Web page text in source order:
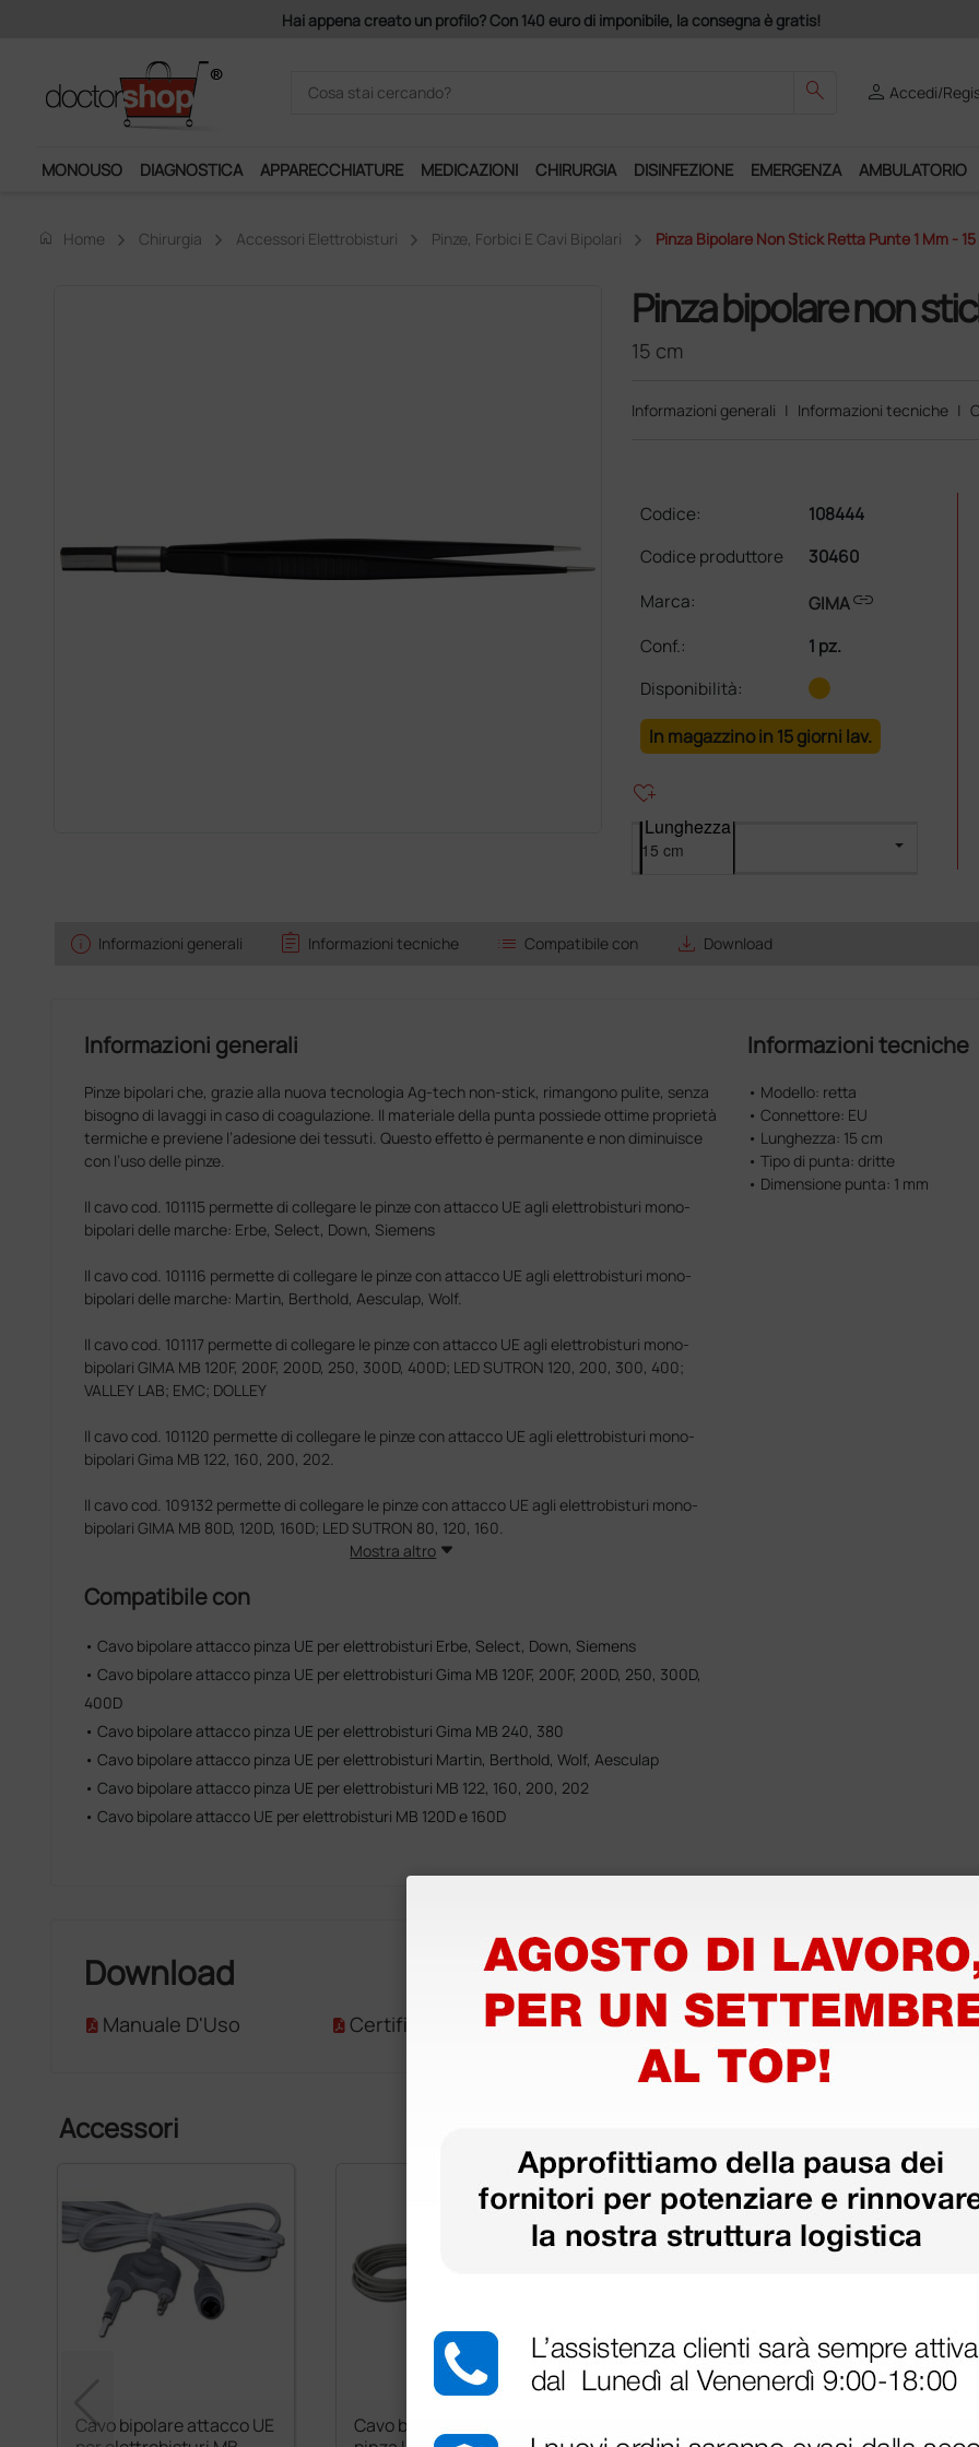
Hai appena creato un profilo? Con 140 euro di imponibile, la consegna è gratis!
search personAccedi/
MONOUSO DIAGNOSTICA APPARECCHIATURE MEDICAZIONI CHIRURGIA DISINFEZIONE EMERGENZA AMBULATORIO
home Home Chirurgia Accessori Elettrobisturi Pinze, Forbici E Cavi Bipolari Pinza Bipolare Non Stick Retta Punte 1 Mm - 15
Pinza bipolare non
15 cm
Informazioni generali | Informazioni tecniche |
Codice:
108444
Codice produttore
30460
Marca:
GIMAlink
Conf.:
1 pz.
Disponibilità:
In magazzino in 15 giorni lav.
heart_plus
Lunghezza
info Informazioni generali assignment Informazioni tecniche list Compatibile con save_alt Download
Informazioni generali
Pinze bipolari che, grazie alla nuova tecnologia Ag-tech non-stick, rimangono pulite, senza
bisogno di lavaggi in caso di coagulazione. Il materiale della punta possiede ottime proprietà
termiche e previene l’adesione dei tessuti. Questo effetto è permanente e non diminuisce
con l’uso delle pinze.
Il cavo cod. 101115 permette di collegare le pinze con attacco UE agli elettrobisturi mono-
bipolari delle marche: Erbe, Select, Down, Siemens
Il cavo cod. 101116 permette di collegare le pinze con attacco UE agli elettrobisturi mono-
bipolari delle marche: Martin, Berthold, Aesculap, Wolf.
Il cavo cod. 101117 permette di collegare le pinze con attacco UE agli elettrobisturi mono-
bipolari GIMA MB 120F, 200F, 200D, 250, 300D, 400D; LED SUTRON 120, 200, 300, 400;
VALLEY LAB; EMC; DOLLEY
Il cavo cod. 101120 permette di collegare le pinze con attacco UE agli elettrobisturi mono-
bipolari Gima MB 122, 160, 200, 202.
Il cavo cod. 109132 permette di collegare le pinze con attacco UE agli elettrobisturi mono-
bipolari GIMA MB 80D, 120D, 160D; LED SUTRON 80, 120, 160.
Mostra altro
Compatibile con
• Cavo bipolare attacco pinza UE per elettrobisturi Erbe, Select, Down, Siemens
• Cavo bipolare attacco pinza UE per elettrobisturi Gima MB 120F, 200F, 200D, 250, 300D,
400D
• Cavo bipolare attacco pinza UE per elettrobisturi Gima MB 240, 380
• Cavo bipolare attacco pinza UE per elettrobisturi Martin, Berthold, Wolf, Aesculap
• Cavo bipolare attacco pinza UE per elettrobisturi MB 122, 160, 200, 202
• Cavo bipolare attacco UE per elettrobisturi MB 120D e 160D
Informazioni tecniche
• Modello: retta
• Connettore: EU
• Lunghezza: 15 cm
• Tipo di punta: dritte
• Dimensione punta: 1 mm
Download
Manuale D'Uso Certificato CE
Accessori
Cavo bipolare attacco UE
Cavo bipolare attacco